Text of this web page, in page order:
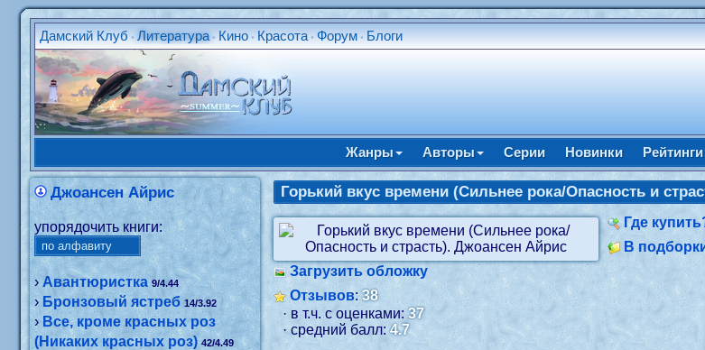
Дамский Клуб •Литература • Кино • Красота •Форум • Блоги
Жанры Авторы Серии Новинки Рейтинги
Джоансен Айрис
упорядочить книги:
›Авантюристка 9/4.44
›Бронзовый ястреб 14/3.92
›Все, кроме красных роз
(Никаких красных роз) 42/4.49
Горький вкус времени (Сильнее рока/Опасность и
Где
В
Загрузить обложку
Отзывов:38
· в т.ч. с оценками:37
· средний балл:4.7